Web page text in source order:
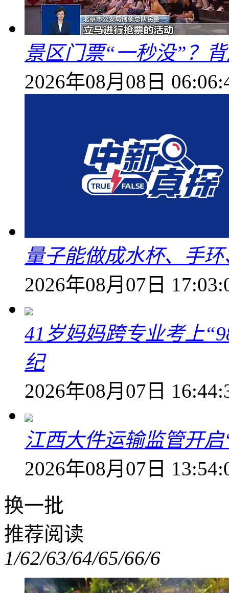
景区门票“一秒没”？
2026年08月08日
量子能做成水杯、手
2026年08月07日
41岁妈妈跨专业考上
纪
2026年08月07日
江西大件运输监管开
2026年08月07日
换一批
推荐阅读
1/62/63/64/65/66/6